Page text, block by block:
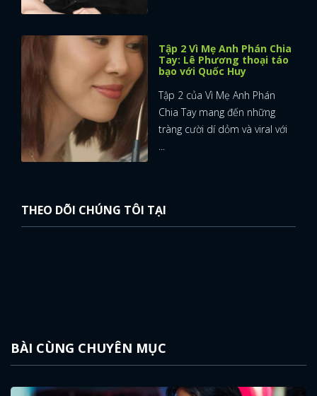
Tập 2 Vì Mẹ Anh Phán Chia
Tay: Lê Phương thoại táo
bạo với Quốc Huy
Tập 2 của Vì Mẹ Anh Phán
Chia Tay mang đến những
tràng cười dí dỏm và viral với
...
THEO DÕI CHÚNG TÔI TẠI
BÀI CÙNG CHUYÊN MỤC